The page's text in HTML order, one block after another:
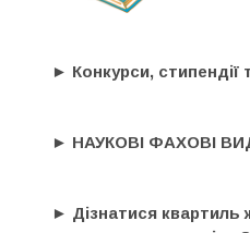
► Конкурси, стипендії
► НАУКОВІ ФАХОВІ
► Дізнатися квартиль